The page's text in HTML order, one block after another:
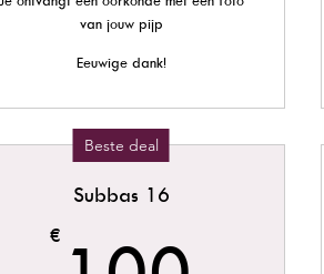
van jouw pijp
Eeuwige dank!
Beste deal
Subbas 16
€